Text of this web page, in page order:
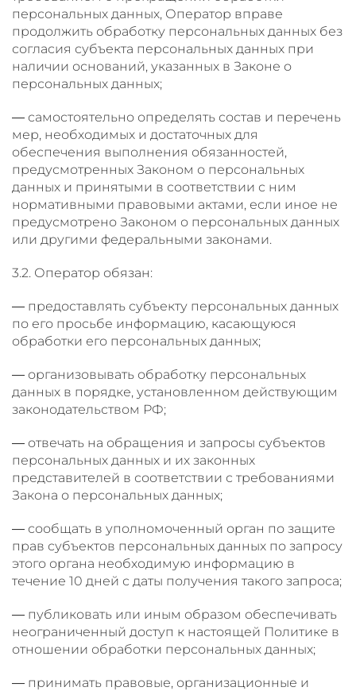
персональных данных, Оператор вправе
продолжить обработку персональных данных без
согласия субъекта персональных данных при
наличии оснований, указанных в Законе о
персональных данных;
— самостоятельно определять состав и перечень
мер, необходимых и достаточных для
обеспечения выполнения обязанностей,
предусмотренных Законом о персональных
данных и принятыми в соответствии с ним
нормативными правовыми актами, если иное не
предусмотрено Законом о персональных данных
или другими федеральными законами.
3.2. Оператор обязан:
— предоставлять субъекту персональных данных
по его просьбе информацию, касающуюся
обработки его персональных данных;
— организовывать обработку персональных
данных в порядке, установленном действующим
законодательством РФ;
— отвечать на обращения и запросы субъектов
персональных данных и их законных
представителей в соответствии с требованиями
Закона о персональных данных;
— сообщать в уполномоченный орган по защите
прав субъектов персональных данных по запросу
этого органа необходимую информацию в
течение 10 дней с даты получения такого запроса;
— публиковать или иным образом обеспечивать
неограниченный доступ к настоящей Политике в
отношении обработки персональных данных;
— принимать правовые, организационные и